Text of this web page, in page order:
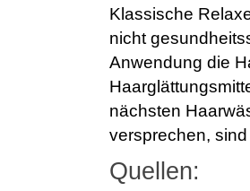
Klassische
nicht
Anwendung die
nächsten
versprechen,
Quellen: